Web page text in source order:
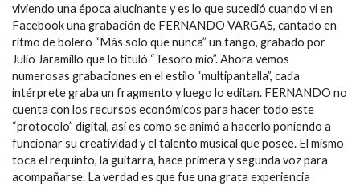
viviendo una época alucinante y es lo que sucedió cuando vi en
Facebook una grabación de FERNANDO VARGAS, cantado en
ritmo de bolero “Más solo que nunca” un tango, grabado por
Julio Jaramillo que lo tituló “Tesoro mío”. Ahora vemos
numerosas grabaciones en el estilo “multipantalla”, cada
intérprete graba un fragmento y luego lo editan. FERNANDO no
cuenta con los recursos económicos para hacer todo este
“protocolo” digital, así es como se animó a hacerlo poniendo a
funcionar su creatividad y el talento musical que posee. El mismo
toca el requinto, la guitarra, hace primera y segunda voz para
acompañarse. La verdad es que fue una grata experiencia